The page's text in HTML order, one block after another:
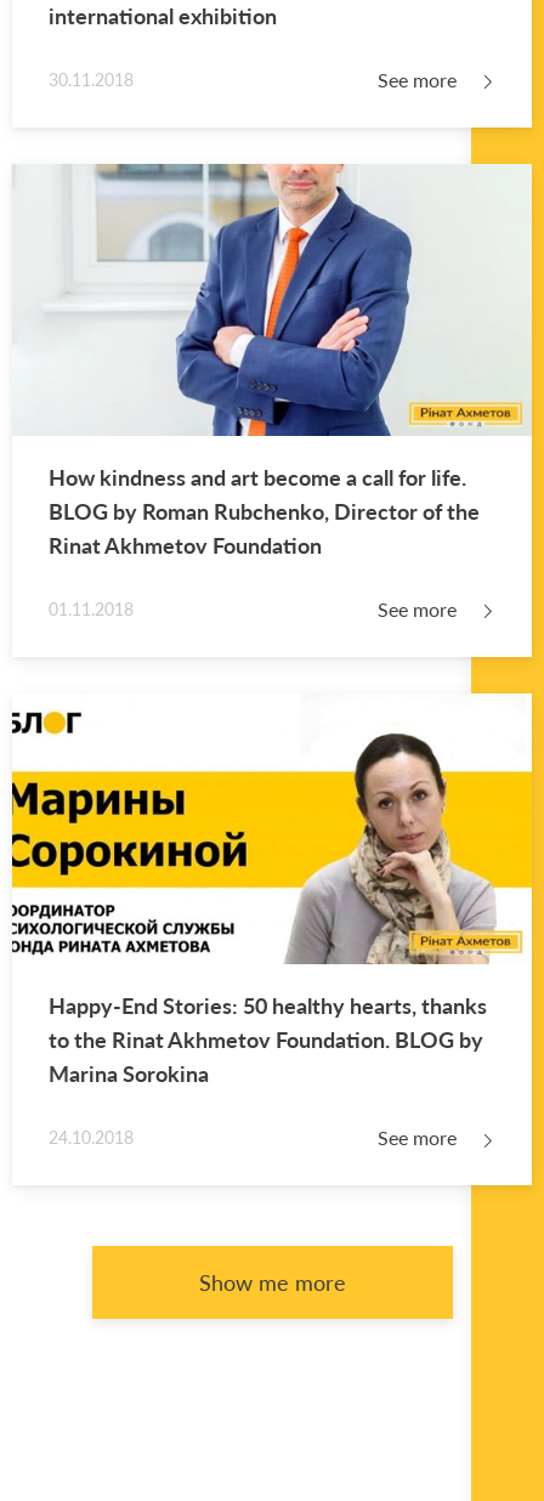
in­ter­na­tional ex­hi­bi­tion
30.11.2018 See more
How kind­ness and art be­come a call for life.
BLOG by Roman Rubchenko, Di­rec­tor of the
Rinat Akhme­tov Foun­da­tion
01.11.2018 See more
Happy-End Sto­ries: 50 healthy hearts, thanks
to the Rinat Akhme­tov Foun­da­tion. BLOG by
Ma­rina Sorokina
24.10.2018 See more
Show me more